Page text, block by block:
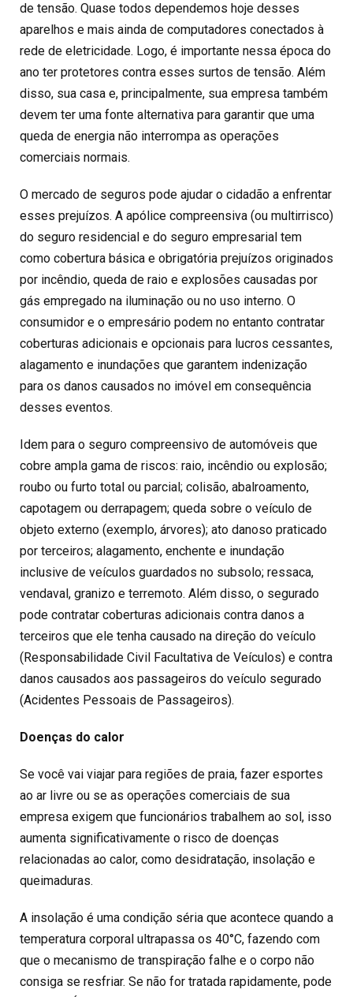
de tensão. Quase todos dependemos hoje desses
aparelhos e mais ainda de computadores conectados à
rede de eletricidade. Logo, é importante nessa época do
ano ter protetores contra esses surtos de tensão. Além
disso, sua casa e, principalmente, sua empresa também
devem ter uma fonte alternativa para garantir que uma
queda de energia não interrompa as operações
comerciais normais.
O mercado de seguros pode ajudar o cidadão a enfrentar
esses prejuízos. A apólice compreensiva (ou multirrisco)
do seguro residencial e do seguro empresarial tem
como cobertura básica e obrigatória prejuízos originados
por incêndio, queda de raio e explosões causadas por
gás empregado na iluminação ou no uso interno. O
consumidor e o empresário podem no entanto contratar
coberturas adicionais e opcionais para lucros cessantes,
alagamento e inundações que garantem indenização
para os danos causados no imóvel em consequência
desses eventos.
Idem para o seguro compreensivo de automóveis que
cobre ampla gama de riscos: raio, incêndio ou explosão;
roubo ou furto total ou parcial; colisão, abalroamento,
capotagem ou derrapagem; queda sobre o veículo de
objeto externo (exemplo, árvores); ato danoso praticado
por terceiros; alagamento, enchente e inundação
inclusive de veículos guardados no subsolo; ressaca,
vendaval, granizo e terremoto. Além disso, o segurado
pode contratar coberturas adicionais contra danos a
terceiros que ele tenha causado na direção do veículo
(Responsabilidade Civil Facultativa de Veículos) e contra
danos causados aos passageiros do veículo segurado
(Acidentes Pessoais de Passageiros).
Doenças do calor
Se você vai viajar para regiões de praia, fazer esportes
ao ar livre ou se as operações comerciais de sua
empresa exigem que funcionários trabalhem ao sol, isso
aumenta significativamente o risco de doenças
relacionadas ao calor, como desidratação, insolação e
queimaduras.
A insolação é uma condição séria que acontece quando a
temperatura corporal ultrapassa os 40°C, fazendo com
que o mecanismo de transpiração falhe e o corpo não
consiga se resfriar. Se não for tratada rapidamente, pode